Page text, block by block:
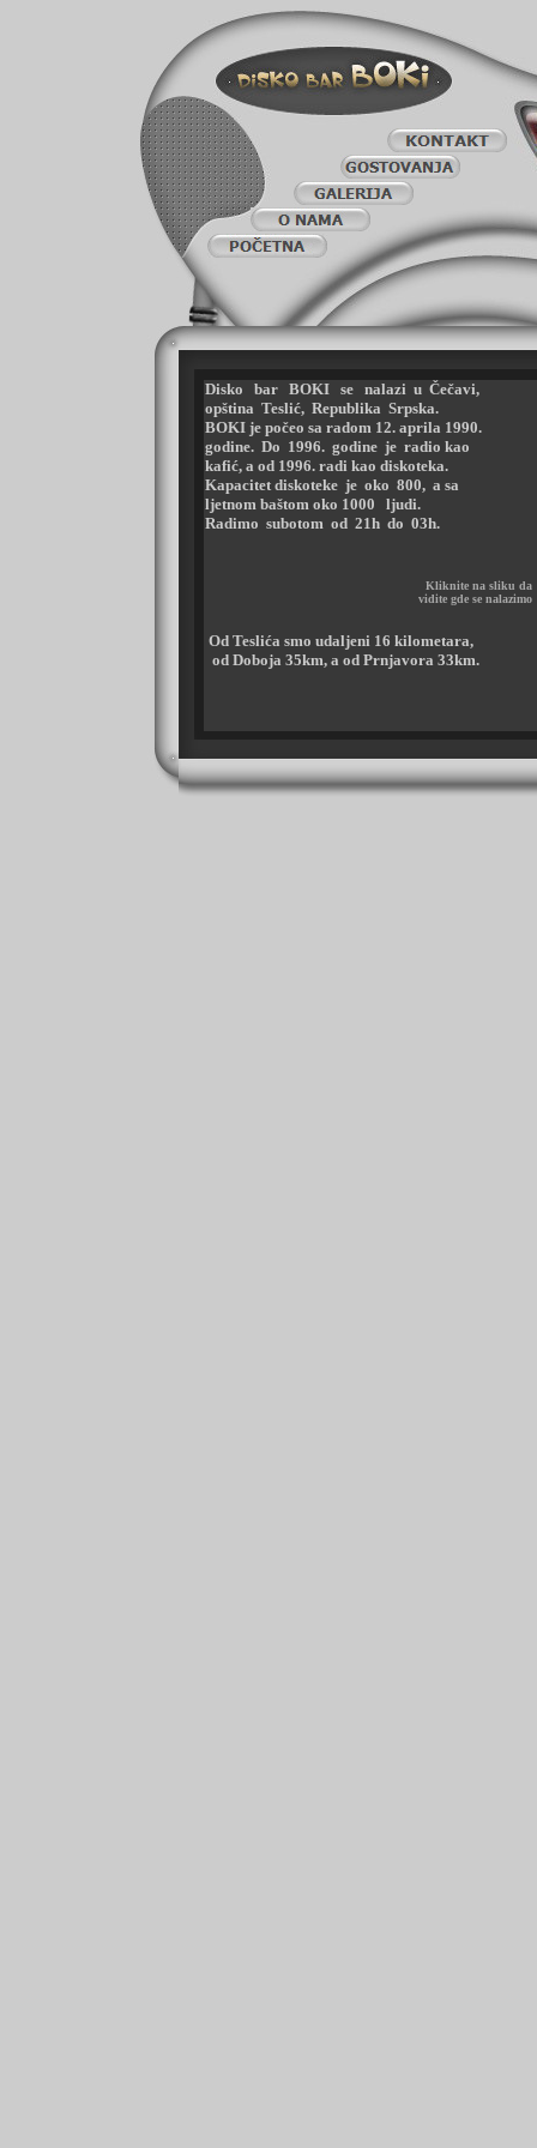
Disko bar BOKI se nalazi u Čečavi,
opština Teslić, Republika Srpska.
BOKI je počeo sa radom 12. aprila 1990.
godine. Do 1996. godine je radio kao
kafić, a od 1996. radi kao diskoteka.
Kapacitet diskoteke je oko 800, a sa
ljetnom baštom oko 1000
ljudi.
Radimo subotom od 21h do 03h.
Kliknite na sliku da
vidite gde se nalazimo
Od Teslića smo udaljeni 16 kilometara,
od Doboja 35km, a od Prnjavora 33km.